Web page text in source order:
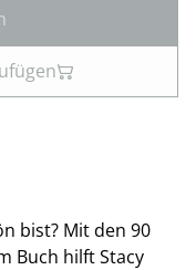
bist? Mit den 90
Buch hilft Stacy